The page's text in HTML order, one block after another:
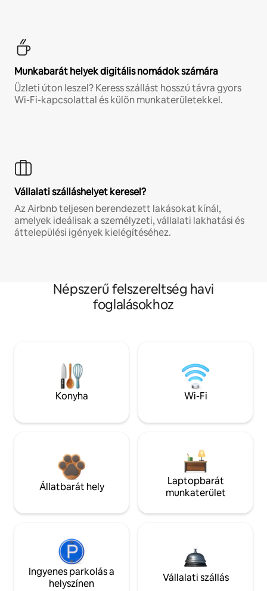
Munkabarát helyek digitális nomádok számára
Üzleti úton leszel? Keress szállást hosszú távra gyors
Wi-Fi-kapcsolattal és külön munkaterületekkel.
Vállalati szálláshelyet keresel?
Az Airbnb teljesen berendezett lakásokat kínál,
amelyek ideálisak a személyzeti, vállalati lakhatási és
áttelepülési igények kielégítéséhez.
Népszerű felszereltség havi
foglalásokhoz
Konyha Wi-Fi
Állatbarát hely
Laptopbarát
munkaterület
Ingyenes parkolás a
helyszínen
Vállalati szállás